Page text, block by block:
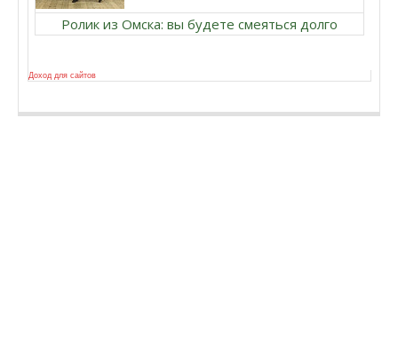
Ролик из Омска: вы будете смеяться долго
Доход для сайтов